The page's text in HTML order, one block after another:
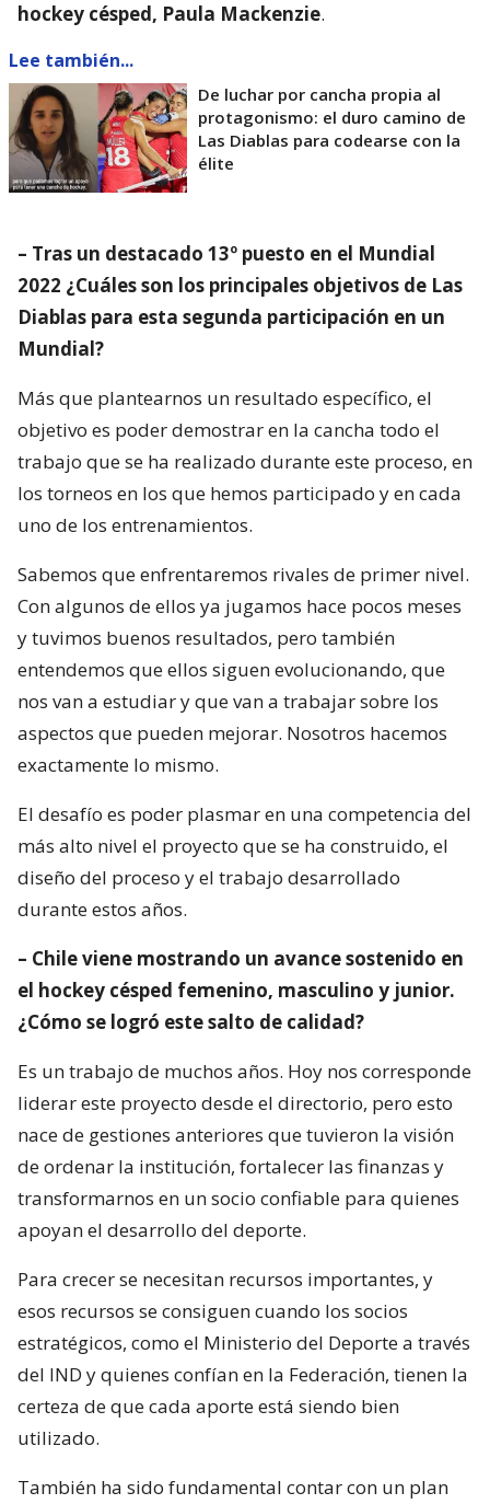
hockey césped, Paula Mackenzie.
Lee también...
De luchar por cancha propia al
protagonismo: el duro camino de
Las Diablas para codearse con la
élite
– Tras un destacado 13º puesto en el Mundial
2022 ¿Cuáles son los principales objetivos de Las
Diablas para esta segunda participación en un
Mundial?
Más que plantearnos un resultado específico, el
objetivo es poder demostrar en la cancha todo el
trabajo que se ha realizado durante este proceso, en
los torneos en los que hemos participado y en cada
uno de los entrenamientos.
Sabemos que enfrentaremos rivales de primer nivel.
Con algunos de ellos ya jugamos hace pocos meses
y tuvimos buenos resultados, pero también
entendemos que ellos siguen evolucionando, que
nos van a estudiar y que van a trabajar sobre los
aspectos que pueden mejorar. Nosotros hacemos
exactamente lo mismo.
El desafío es poder plasmar en una competencia del
más alto nivel el proyecto que se ha construido, el
diseño del proceso y el trabajo desarrollado
durante estos años.
– Chile viene mostrando un avance sostenido en
el hockey césped femenino, masculino y junior.
¿Cómo se logró este salto de calidad?
Es un trabajo de muchos años. Hoy nos corresponde
liderar este proyecto desde el directorio, pero esto
nace de gestiones anteriores que tuvieron la visión
de ordenar la institución, fortalecer las finanzas y
transformarnos en un socio confiable para quienes
apoyan el desarrollo del deporte.
Para crecer se necesitan recursos importantes, y
esos recursos se consiguen cuando los socios
estratégicos, como el Ministerio del Deporte a través
del IND y quienes confían en la Federación, tienen la
certeza de que cada aporte está siendo bien
utilizado.
También ha sido fundamental contar con un plan